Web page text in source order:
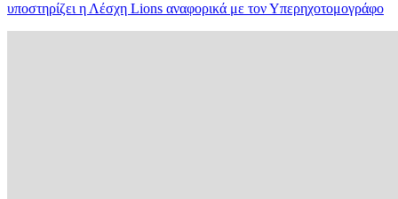
υποστηρίζει η Λέσχη Lions αναφορικά με τον Υπερηχοτομογράφο